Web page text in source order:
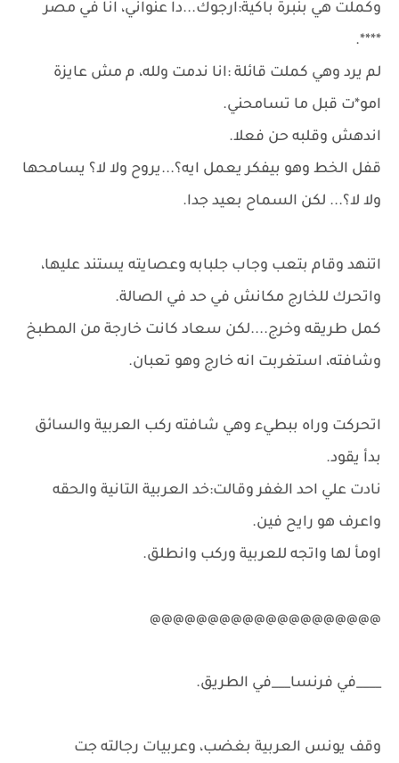
وكملت هي بنبرة باكية:ارجوك...دا عنواني، انا في مصر
****.
لم يرد وهي كملت قائلة :انا ندمت ولله، م مش عايزة
امو*ت قبل ما تسامحني.
اندهش وقلبه حن فعلا.
قفل الخط وهو بيفكر يعمل ايه؟...يروح ولا لا؟ يسامحها
ولا لا؟... لكن السماح بعيد جدا.
اتنهد وقام بتعب وجاب جلبابه وعصايته يستند عليها،
واتحرك للخارج مكانش في حد في الصالة.
كمل طريقه وخرج....لكن سعاد كانت خارجة من المطبخ
وشافته، استغربت انه خارج وهو تعبان.
اتحركت وراه ببطيء وهي شافته ركب العربية والسائق
بدأ يقود.
نادت علي احد الغفر وقالت:خد العربية التانية والحقه
واعرف هو رايح فين.
اومأ لها واتجه للعربية وركب وانطلق.
@@@@@@@@@@@@@@@@@@@@
____في فرنسا___في الطريق.
وقف يونس العربية بغضب، وعربيات رجالته جت